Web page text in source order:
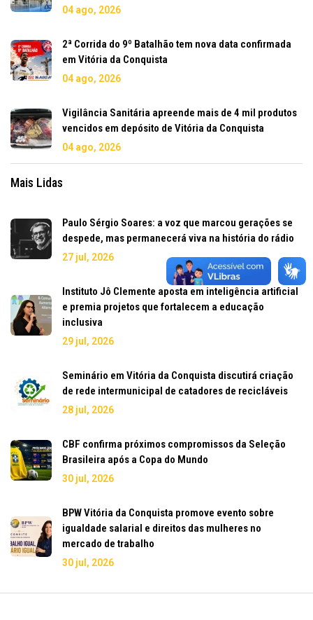
04 ago, 2026
2ª Corrida do 9º Batalhão tem nova data confirmada
em Vitória da Conquista
04 ago, 2026
Vigilância Sanitária apreende mais de 4 mil produtos
vencidos em depósito de Vitória da Conquista
04 ago, 2026
Mais Lidas
Paulo Sérgio Soares: a voz que marcou gerações se
despede, mas permanecerá viva na história do rádio
27 jul, 2026
Instituto Jô Clemente aposta em inteligência artificial
e premia projetos que fortalecem a educação
inclusiva
29 jul, 2026
Seminário em Vitória da Conquista discutirá criação
de rede intermunicipal de catadores de recicláveis
28 jul, 2026
CBF confirma próximos compromissos da Seleção
Brasileira após a Copa do Mundo
30 jul, 2026
BPW Vitória da Conquista promove evento sobre
igualdade salarial e direitos das mulheres no
mercado de trabalho
30 jul, 2026